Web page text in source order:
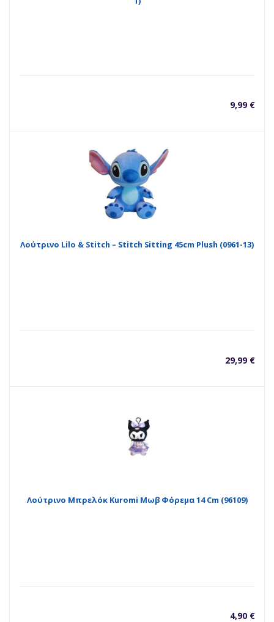
9,99 €
Λούτρινο Lilo & Stitch – Stitch Sitting 45cm Plush (0961-13)
29,99 €
Λούτρινο Μπρελόκ Kuromi Μωβ Φόρεμα 14 Cm (96109)
4,90 €